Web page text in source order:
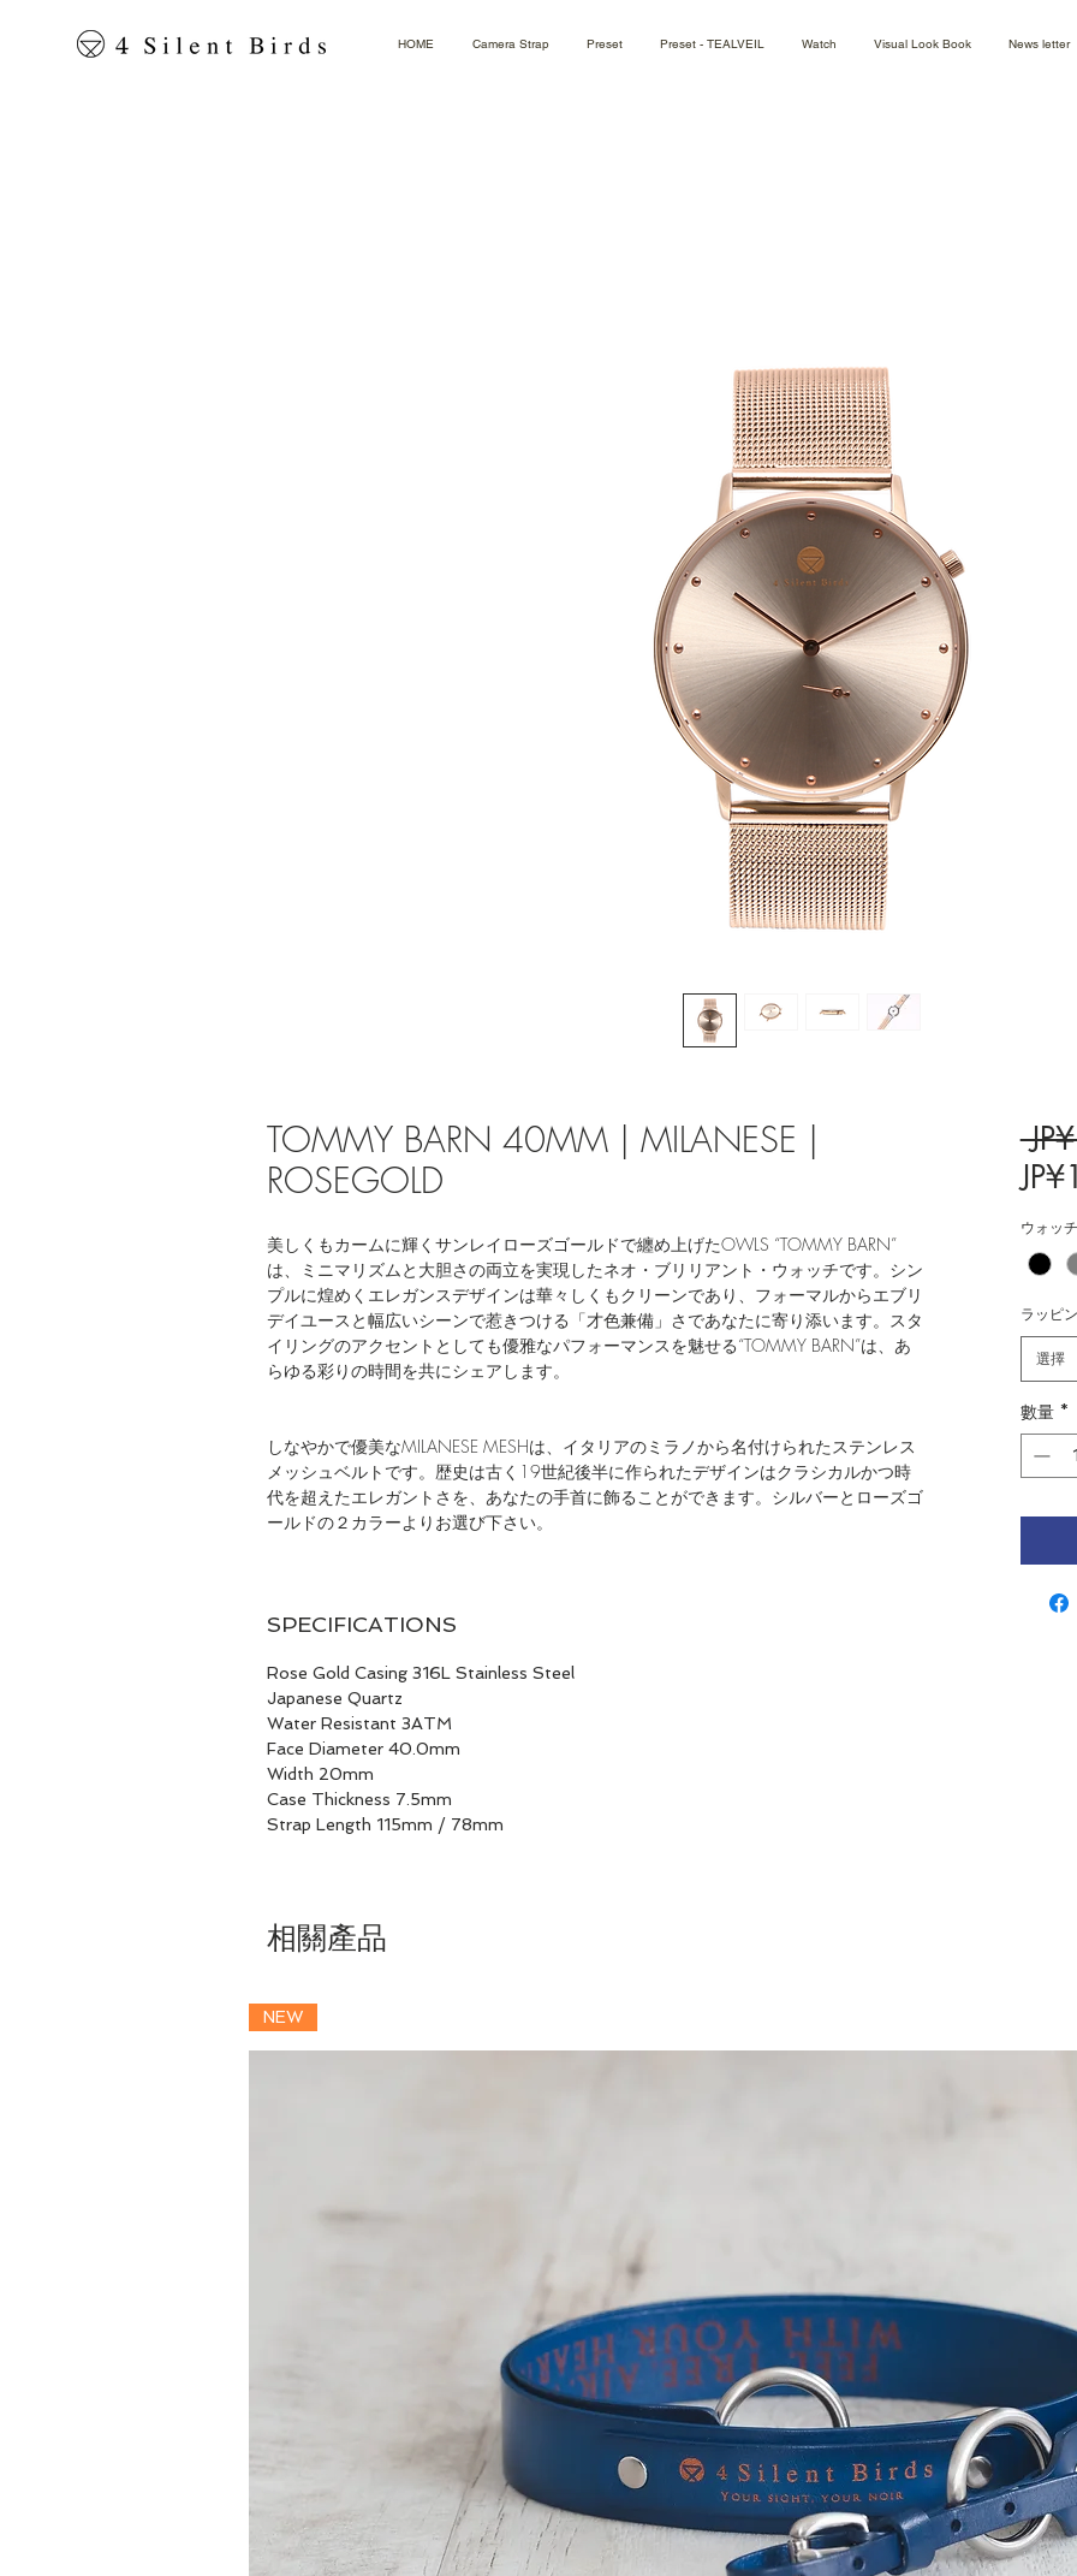
HOME Camera Strap Preset Preset - TEALVEIL Watch Visual Look Book News letter
TOMMY BARN 40MM | MILANESE |
ROSEGOLD
美しくもカームに輝くサンレイローズゴールドで纏め上げたOWLS “TOMMY BARN”
は、ミニマリズムと大胆さの両立を実現したネオ・ブリリアント・ウォッチです。シン
プルに煌めくエレガンスデザインは華々しくもクリーンであり、フォーマルからエブリ
デイユースと幅広いシーンで惹きつける「才色兼備」さであなたに寄り添います。スタ
イリングのアクセントとしても優雅なパフォーマンスを魅せる“TOMMY BARN”は、あ
らゆる彩りの時間を共にシェアします。
しなやかで優美なMILANESE MESHは、イタリアのミラノから名付けられたステンレス
メッシュベルトです。歴史は古く19世紀後半に作られたデザインはクラシカルかつ時
代を超えたエレガントさを、あなたの手首に飾ることができます。シルバーとローズゴ
ールドの２カラーよりお選び下さい。
SPECIFICATIONS
Rose Gold Casing 316L Stainless Steel
Japanese Quartz
Water Resistant 3ATM
Face Diameter 40.0mm
Width 20mm
Case Thickness 7.5mm
Strap Length 115mm / 78mm
ウォッ
ラッピ
選擇
數量 *
相關產品
NEW